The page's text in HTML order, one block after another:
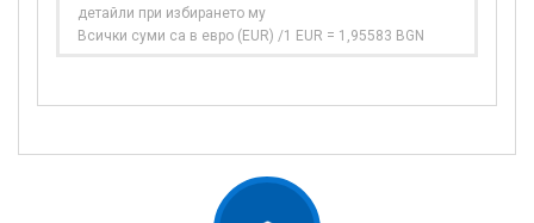
детайли при избирането му
Всички суми са в евро (EUR) /1 EUR = 1,95583 BGN